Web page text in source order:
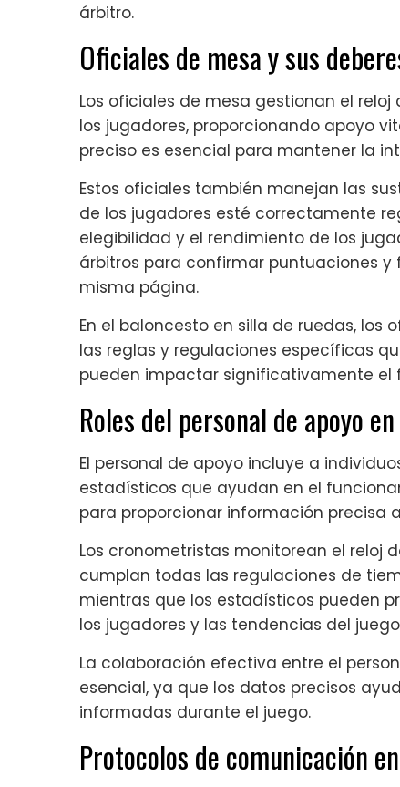
árbitro.
Oficiales de mesa y sus
Los oficiales de mesa gestionan el
los jugadores, proporcionando apoyo
preciso es esencial para mantener la
Estos oficiales también manejan las
de los jugadores esté correctamente
elegibilidad y el rendimiento de los
árbitros para confirmar puntuaciones
misma página.
En el baloncesto en silla de ruedas,
las reglas y regulaciones específicas
pueden impactar significativamente el
Roles del personal de apoyo
El personal de apoyo incluye a
estadísticos que ayudan en el
para proporcionar información precisa
Los cronometristas monitorean el reloj
cumplan todas las regulaciones de
mientras que los estadísticos pueden
los jugadores y las tendencias del
La colaboración efectiva entre el
esencial, ya que los datos precisos
informadas durante el juego.
Protocolos de comunicación